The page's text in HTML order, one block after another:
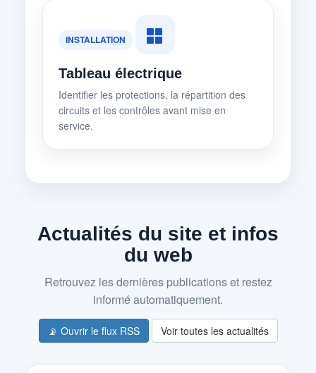
INSTALLATION
Tableau électrique
Identifier les protections, la répartition des
circuits et les contrôles avant mise en
service.
Actualités du site et infos
du web
Retrouvez les dernières publications et restez
informé automatiquement.
📡 Ouvrir le flux RSS Voir toutes les actualités